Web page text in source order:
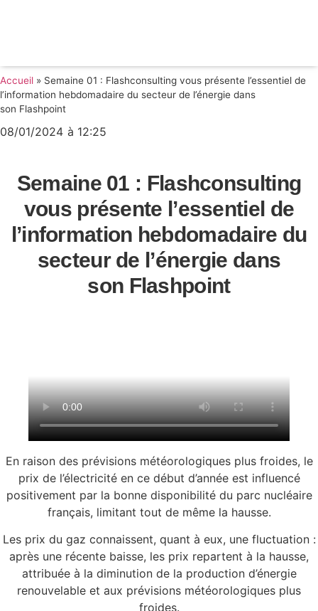
Accueil » Semaine 01 : Flashconsulting vous présente l’essentiel de
l’information hebdomadaire du secteur de l’énergie dans
son Flashpoint
08/01/2024 à 12:25
Semaine 01 : Flashconsulting
vous présente l’essentiel de
l’information hebdomadaire du
secteur de l’énergie dans
son Flashpoint
En raison des prévisions météorologiques plus froides, le
prix de l’électricité en ce début d’année est influencé
positivement par la bonne disponibilité du parc nucléaire
français, limitant tout de même la hausse.
Les prix du gaz connaissent, quant à eux, une fluctuation :
après une récente baisse, les prix repartent à la hausse,
attribuée à la diminution de la production d’énergie
renouvelable et aux prévisions météorologiques plus
froides.